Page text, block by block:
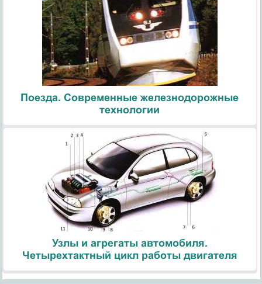
Поезда. Современные железнодорожные
технологии
Узлы и агрегаты автомобиля.
Четырехтактный цикл работы двигателя